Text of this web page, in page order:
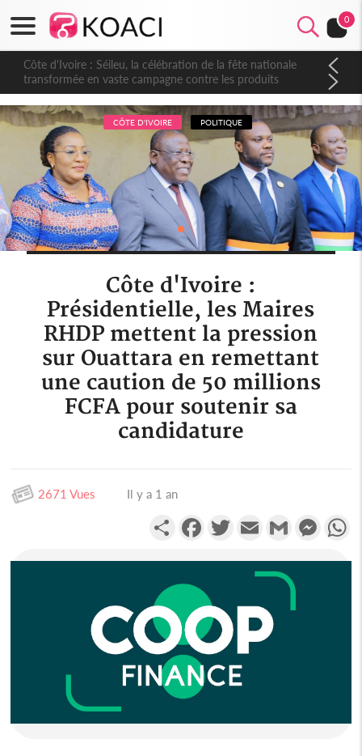
0
Côte d'Ivoire : Séileu, la célébration de la fête nationale
transformée en vaste campagne contre les produits
dépigmentants dangereux
CÔTE D'IVOIRE POLITIQUE
Côte d'Ivoire :
Présidentielle, les Maires
RHDP mettent la pression
sur Ouattara en remettant
une caution de 50 millions
FCFA pour soutenir sa
candidature
2671 Vues Il y a 1 an
PartagerFacebookTwitterEmail Gmail